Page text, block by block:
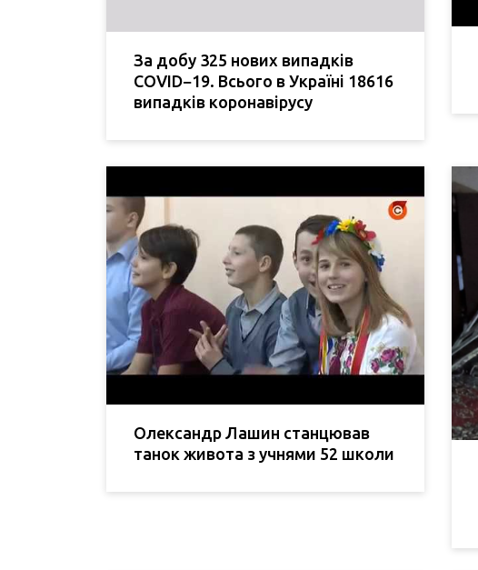
За добу 325 нових випадків
COVID−19. Всього в Україні 18616
випадків коронавірусу
Олександр Лашин станцював
танок живота з учнями 52 школи